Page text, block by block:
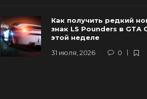
Как получить редкий
знак LS Pounders в GTA
этой неделе
31 июля, 2026
0